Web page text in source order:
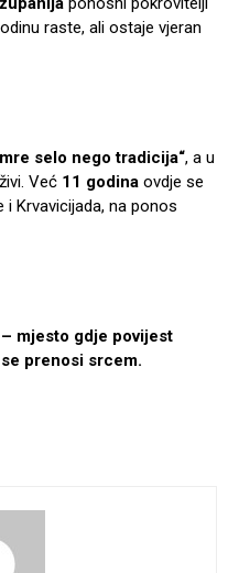
raste, ali ostaje vjeran
selo nego tradicija“, a u
Već 11 godina ovdje se
i Krvavicijada, na ponos
mjesto gdje povijest
prenosi srcem.